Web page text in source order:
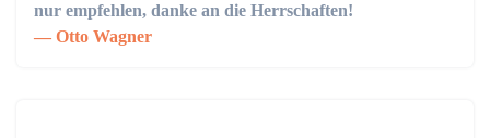
nur empfehlen, danke an die Herrschaften!
Otto Wagner